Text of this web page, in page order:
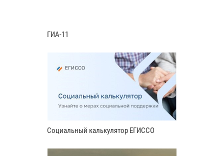
ГИА-11
Социальный калькулятор ЕГИССО